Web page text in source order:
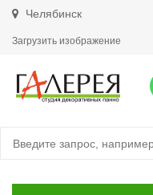
Челябинск
Загрузить изображение